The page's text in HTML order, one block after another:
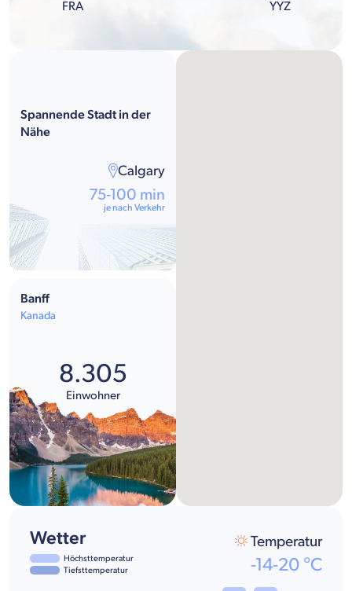
FRA YYZ
Spannende Stadt in der
Nähe
Calgary
75-100 min
je nach Verkehr
Banff
Kanada
8.305
Einwohner
Wetter
Höchsttemperatur
Tiefsttemperatur
Temperatur
-14-20 °C